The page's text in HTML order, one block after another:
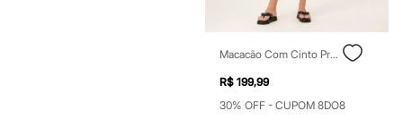
Macacão Com Cinto Preto
R$ 199,99
30% OFF - CUPOM 8DO8